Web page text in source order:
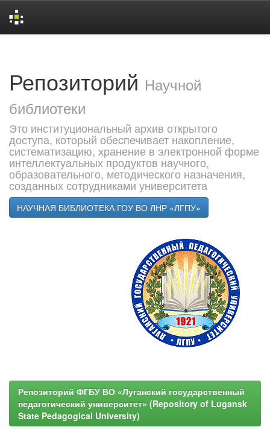
Репозиторий Научной
библиотеки
Это институциональный архив открытого
доступа, который обеспечивает накопление,
систематизацию, хранение в электронной форме
интеллектуальных продуктов научного,
образовательного, методического назначения,
созданных сотрудниками университета
НАУЧНАЯ БИБЛИОТЕКА ГОУ ВО ЛНР «ЛГПУ»
Репозиторий ФГБУ ВО «Луганский государственный
педагогический университет» (Repository of Lugansk
State Pedagogical University)